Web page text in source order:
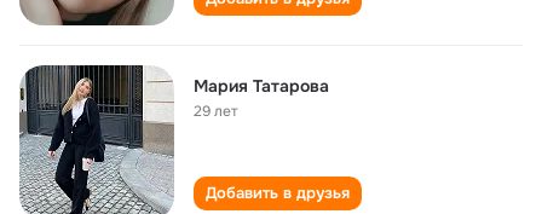
Мария Татарова
29 лет
Добавить в друзья